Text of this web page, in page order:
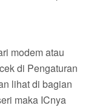
modem atau
di Pengaturan
lihat di bagian
maka ICnya